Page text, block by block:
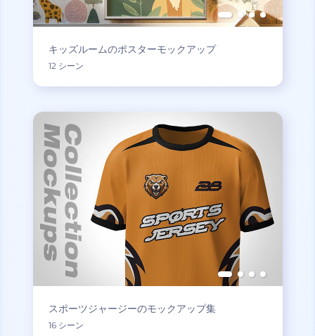
キッズルームのポスターモックアップ
12 シーン
スポーツジャージーのモックアップ集
16 シーン